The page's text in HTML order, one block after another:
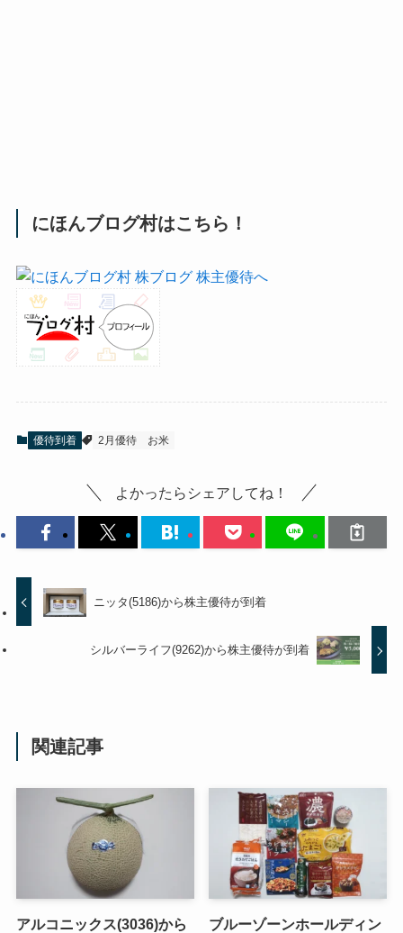
にほんブログ村はこちら！
優待到着 2月優待 お米
よかったらシェアしてね！
ニッタ(5186)から株主優待が到着
シルバーライフ(9262)から株主優待が到着
関連記事
アルコニックス(3036)から
ブルーゾーンホールディン